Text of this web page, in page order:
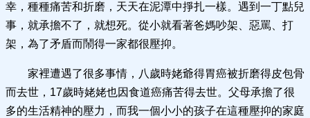
幸，種種痛苦和折磨，天天在泥潭中掙扎一樣。遇到一丁點兒
事，就承擔不了，就想死。從小就看著爸媽吵架、惡罵、打
架，為了矛盾而鬧得一家都很壓抑。
家裡遭遇了很多事情，八歲時姥爺得胃癌被折磨得皮包骨
而去世，17歲時姥姥也因食道癌痛苦得去世。父母承擔了很
多的生活精神的壓力，而我一個小小的孩子在這種壓抑的家庭